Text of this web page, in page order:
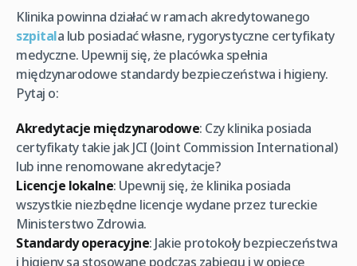
Klinika powinna działać w ramach akredytowanego
szpitala lub posiadać własne, rygorystyczne certyfikaty
medyczne. Upewnij się, że placówka spełnia
międzynarodowe standardy bezpieczeństwa i higieny.
Pytaj o:
Akredytacje międzynarodowe: Czy klinika posiada
certyfikaty takie jak JCI (Joint Commission International)
lub inne renomowane akredytacje?
Licencje lokalne: Upewnij się, że klinika posiada
wszystkie niezbędne licencje wydane przez tureckie
Ministerstwo Zdrowia.
Standardy operacyjne: Jakie protokoły bezpieczeństwa
i higieny są stosowane podczas zabiegu i w opiece